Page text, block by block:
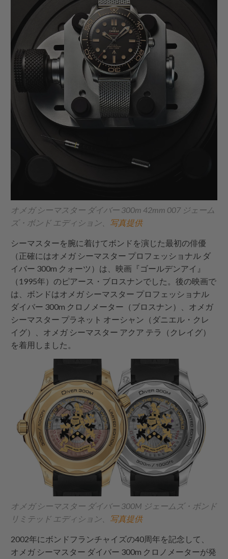
オメガ シーマスター ダイバー 300m 42mm 007 ジェーム
ズ・ボンド エディション、 写真提供
シーマスターを腕に着けてボンドを演じた最初の俳優
（正確にはオメガ シーマスター プロフェッショナル ダ
イバー 300m クォーツ）は、映画『ゴールデンアイ』
（1995年）のピアース・ブロスナンでした。後の映画で
は、ボンドはオメガ シーマスター プロフェッショナル
ダイバー 300m クロノメーター（ブロスナン）、オメガ
シーマスター プラネット オーシャン（ダニエル・クレ
イグ）、オメガ シーマスター アクア テラ（クレイグ）
を着用しました。
オメガ シーマスター ダイバー 300M ジェームズ・ボンド
リミテッド エディション、 写真提供
2002年にボンドフランチャイズの40周年を記念して、
オメガ シーマスター ダイバー 300m クロノメーターが発